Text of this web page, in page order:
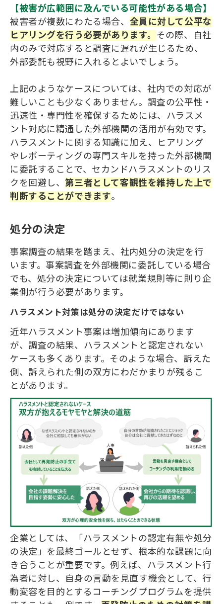
【被害が広範囲に及んでいる可能性がある場合】
被害者が複数にわたる場合、 全員に対して公平な
ヒアリングを行う必要があります。 その際、自社
内のみで対応すると調査に遅れが生じるため、
外部委託も視野に入れるとよいでしょう。
上記のようなケースについては、社内での対応が
難しいことも少なくありません。調査の公平性・
迅速性・専門性を確保するためには、ハラスメ
ント対応に精通した外部機関の活用が有効です。
ハラスメントに関する知識に加え、ヒアリング
やレポーティングの専門スキルを持った外部機関
に委託することで、セカンドハラスメントのリス
クを回避し、第三者として客観性を維持した上で
判断することができ ます。
処分の決定
事案調査の結果を踏まえ、社内処分の決定を行
います。事案調査を外部機関に委託している場合
でも、処分の決定については就業規則等に則り企
業側が行う必要があります。
ハラスメント対策は処分の決定だけではない
近年ハラスメント事案は増加傾向にあります
が、調査の結果、ハラスメントと認定されない
ケースも多くあります。そのような場合、訴えた
側、訴えられた側の双方にわだかまりが残るこ
とがあります。
企業としては、「ハラスメントの認定有無や処分
の決定」を最終ゴールとせず、根本的な課題に向
き合うことが重要です。例えば、ハラスメント行
為者に対し、自身の言動を見直す機会として、行
動変容を目的とするコーチングプログラムを提供